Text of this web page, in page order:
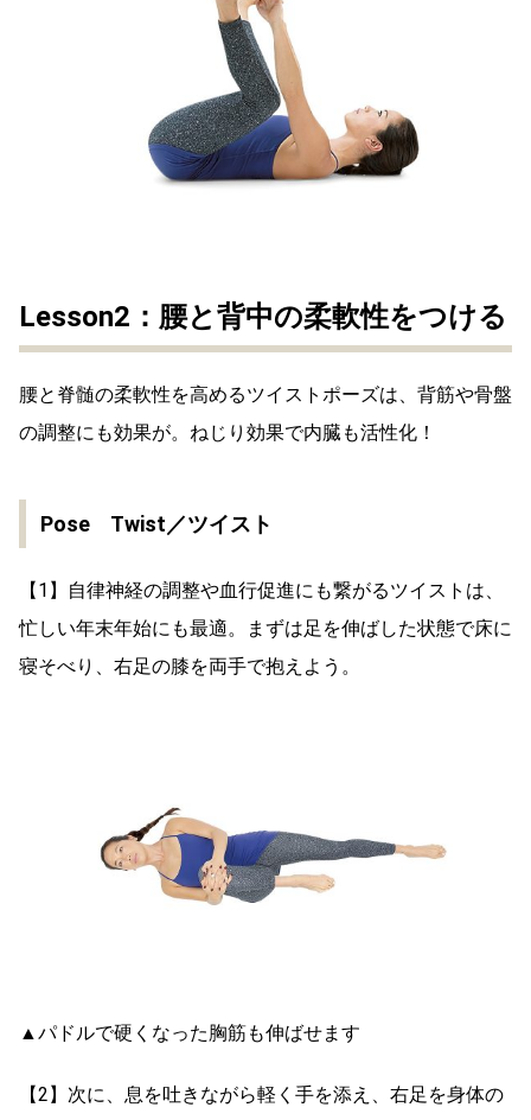
Lesson2：腰と背中の柔軟性をつける
腰と脊髄の柔軟性を高めるツイストポーズは、背筋や骨盤
の調整にも効果が。ねじり効果で内臓も活性化！
Pose Twist／ツイスト
【1】自律神経の調整や血行促進にも繋がるツイストは、
忙しい年末年始にも最適。まずは足を伸ばした状態で床に
寝そべり、右足の膝を両手で抱えよう。
▲パドルで硬くなった胸筋も伸ばせます
【2】次に、息を吐きながら軽く手を添え、右足を身体の